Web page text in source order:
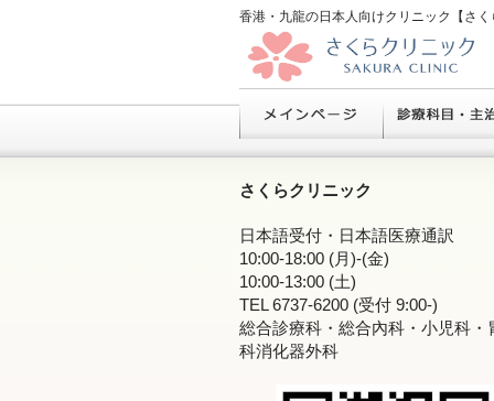
香港・九龍の日本人向けクリニック【さく
さくらクリニック
日本語受付・日本語医療通訳
10:00-18:00 (月)-(金)
10:00-13:00 (土)
TEL 6737-6200 (受付 9:00-)
総合診療科・総合內科・小児科・
科消化器外科